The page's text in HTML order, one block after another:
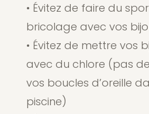
• Évitez de faire du
bricolage avec vos
• Évitez de mettre vos
avec du chlore (pas
vos boucles d’oreille
piscine)